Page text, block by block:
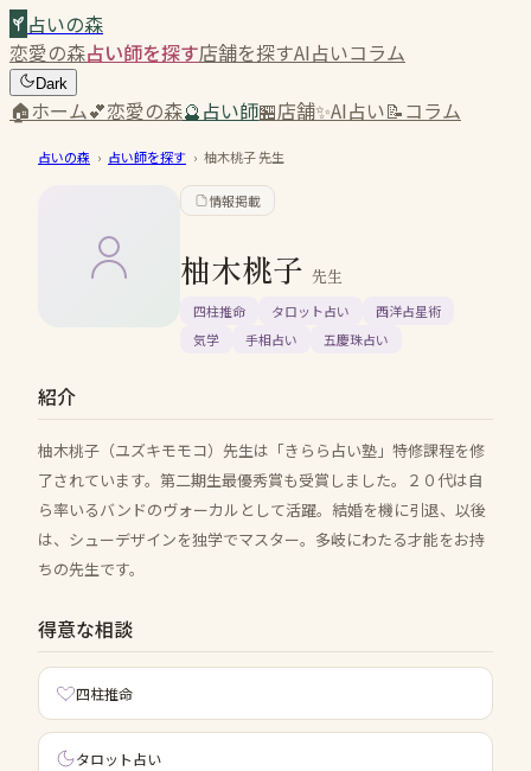
占いの森
恋愛の森占い師を探す店舗を探すAI占いコラム
Dark
🏠ホーム💕恋愛の森🔮占い師🏪店舗✨AI占い📝コラム
占いの森 › 占い師を探す › 柚木桃子先生
情報掲載
柚木桃子 先生
四柱推命 タロット占い
西洋占星術
気学
手相占い 五慶珠占い
紹介
柚木桃子（ユズキモモコ）先生は「きらら占い塾」特修課程を修
了されています。第二期生最優秀賞も受賞しました。２０代は自
ら率いるバンドのヴォーカルとして活躍。結婚を機に引退、以後
は、シューデザインを独学でマスター。多岐にわたる才能をお持
ちの先生です。
得意な相談
四柱推命
タロット占い